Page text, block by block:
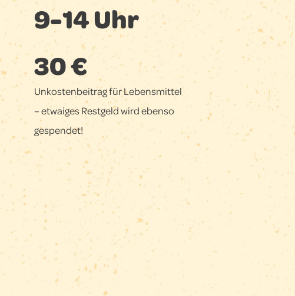
9-14 Uhr
30 €
Unkostenbeitrag für Lebensmittel
– etwaiges Restgeld wird ebenso
gespendet!